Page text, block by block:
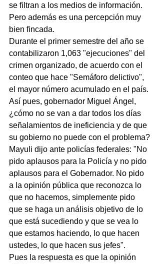
se filtran a los medios de información.
Pero además es una percepción muy
bien fincada.
Durante el primer semestre del año se
contabilizaron 1,063 "ejecuciones" del
crimen organizado, de acuerdo con el
conteo que hace "Semáforo delictivo",
el mayor número acumulado en el país.
Así pues, gobernador Miguel Ángel,
¿cómo no se van a dar todos los días
señalamientos de ineficiencia y de que
su gobierno no puede con el problema?
Mayuli dijo ante policías federales: "No
pido aplausos para la Policía y no pido
aplausos para el Gobernador. No pido
a la opinión pública que reconozca lo
que no hacemos, simplemente pido
que se haga un análisis objetivo de lo
que está sucediendo y que se vea lo
que estamos haciendo, lo que hacen
ustedes, lo que hacen sus jefes".
Pues la respuesta es que la opinión